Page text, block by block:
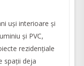
uși interioare şi
şi PVC,
rezidențiale
spații deja